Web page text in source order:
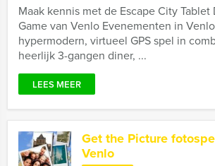
Maak kennis met de Escape City Tablet
Game van Venlo Evenementen in
hypermodern, virtueel GPS spel in
heerlijk 3-gangen diner, ...
LEES MEER
Get the Picture
Venlo